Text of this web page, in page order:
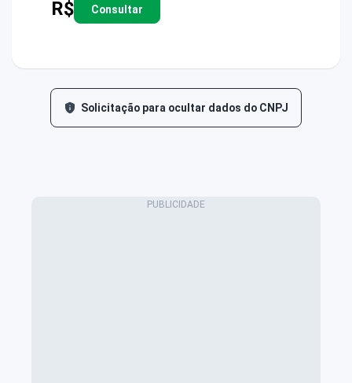
R$ Consultar
Solicitação para ocultar dados do CNPJ